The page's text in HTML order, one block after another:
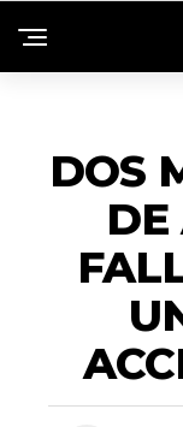
DOS
DE